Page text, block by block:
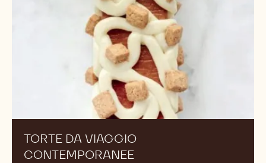
TORTE DA VIAGGIO
CONTEMPORANEE